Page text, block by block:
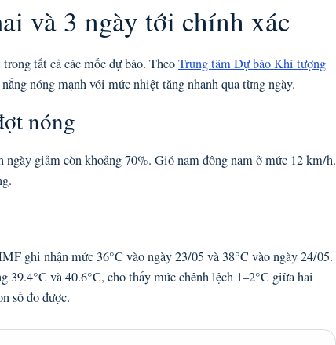
và 3 ngày tới chính xác
tất cả các mốc dự báo. TheoTrung tâm Dự báo Khí tượng
nóng mạnh với mức nhiệt tăng nhanh qua từng ngày.
nóng
giảm còn khoảng 70%. Gió nam đông nam ở mức 12 km/h.
ghi nhận mức 36°C vào ngày 23/05 và 38°C vào ngày 24/05.
39.4°C và 40.6°C, cho thấy mức chênh lệch 1–2°C giữa hai
số đo được.